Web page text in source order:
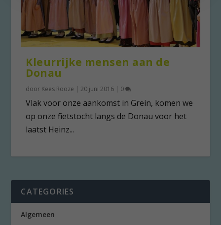
Kleurrijke mensen aan de
Donau
door Kees Rooze |20 juni 2016 | 0
Vlak voor onze aankomst in Grein, komen we
op onze fietstocht langs de Donau voor het
laatst Heinz...
CATEGORIES
Algemeen